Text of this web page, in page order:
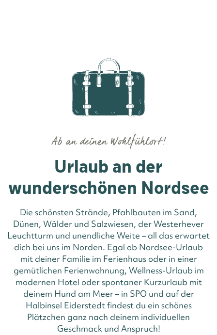
Urlaub an der
wunderschönen Nordsee
Ab an deinen Wohlfühlort!
Die schönsten Strände, Pfahlbauten im Sand,
Dünen, Wälder und Salzwiesen, der Westerhever
Leuchtturm und unendliche Weite – all das erwartet
dich bei uns im Norden. Egal ob Nordsee-Urlaub
mit deiner Familie im Ferienhaus oder in einer
gemütlichen Ferienwohnung, Wellness-Urlaub im
modernen Hotel oder spontaner Kurzurlaub mit
deinem Hund am Meer – in SPO und auf der
Halbinsel Eiderstedt findest du ein schönes
Plätzchen ganz nach deinem individuellen
Geschmack und Anspruch!